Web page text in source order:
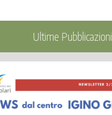
Ultime Pubblicazioni